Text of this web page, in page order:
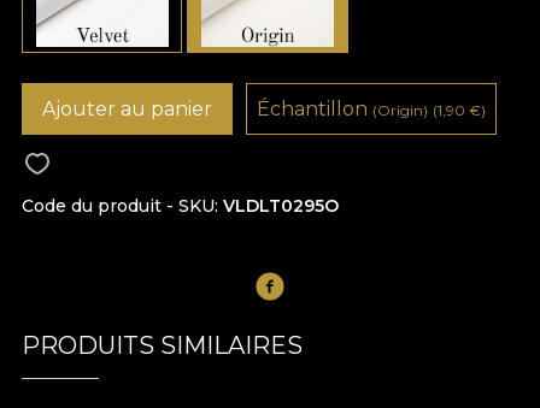
Code du produit - SKU VLDLT0295O
Ajouter au panier Échantillon (Origin) (1,90 €)
PRODUITS SIMILAIRES